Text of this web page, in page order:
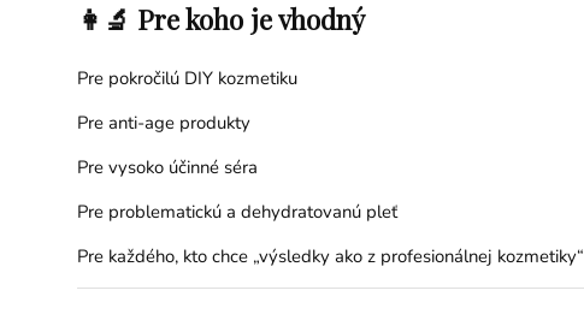
👩‍🔬 Pre koho je vhodný
Pre pokročilú DIY kozmetiku
Pre anti-age produkty
Pre vysoko účinné séra
Pre problematickú a dehydratovanú pleť
Pre každého, kto chce „výsledky ako z profesionálnej kozmetiky“